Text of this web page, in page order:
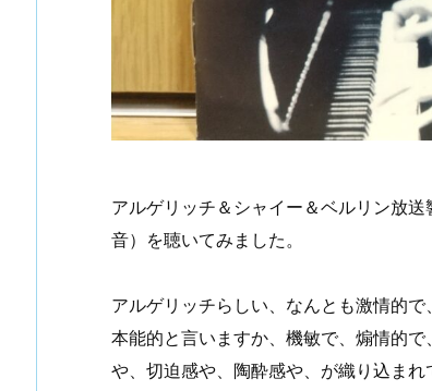
アルゲリッチ＆シャイー＆ベルリン放
音）を聴いてみました。
アルゲリッチらしい、なんとも激情的
本能的と言いますか、機敏で、煽情的
や、切迫感や、陶酔感や、が織り込ま